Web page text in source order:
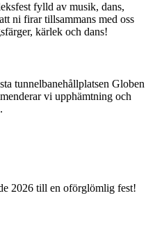
fylld av musik, dans,
ni firar tillsammans med oss
kärlek och dans!
tunnelbanehållplatsen Globen
vi upphämtning och
2026 till en oförglömlig fest!